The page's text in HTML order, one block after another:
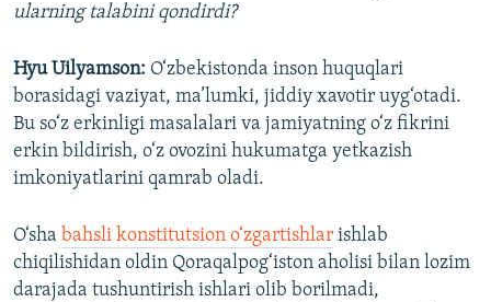
ularning talabini qondirdi?
Hyu Uilyamson: O‘zbekistonda inson huquqlari
borasidagi vaziyat, ma’lumki, jiddiy xavotir uyg‘otadi.
Bu so‘z erkinligi masalalari va jamiyatning o‘z fikrini
erkin bildirish, o‘z ovozini hukumatga yetkazish
imkoniyatlarini qamrab oladi.
O‘sha bahsli konstitutsion o‘zgartishlar ishlab
chiqilishidan oldin Qoraqalpog‘iston aholisi bilan lozim
darajada tushuntirish ishlari olib borilmadi,